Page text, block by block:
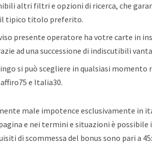
altri filtri e opzioni di ricerca, che
tipico titolo preferito.
presente operatore ha votre carte in
ad una successione di indiscutibili
si può scegliere in qualsiasi
e Italia30.
male impotence esclusivamente in
e nei termini e situazioni è
di scommessa del bonus sono pari a